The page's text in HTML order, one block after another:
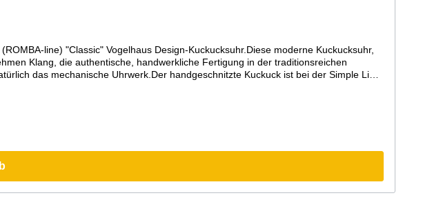
line) "Classic" Vogelhaus Design-Kuckucksuhr.Diese moderne Kuckucksuhr,
Klang, die authentische, handwerkliche Fertigung in der traditionsreichen
das mechanische Uhrwerk.Der handgeschnitzte Kuckuck ist bei der Simple Line
Rombach und Haas)Maße: Höhe 41cm, Breite 24cm3
Sie, dass Farben am Bildschirm abweichen können.